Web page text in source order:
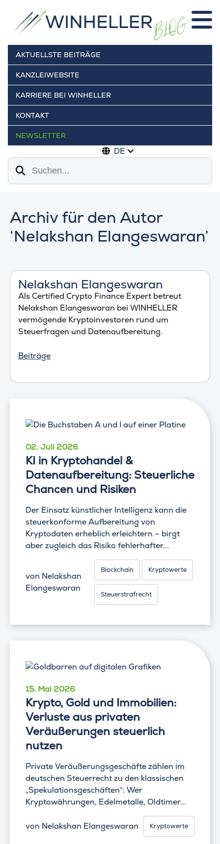
AKTUELLSTE BEITRÄGE
KANZLEIWEBSITE
KARRIERE BEI WINHELLER
KONTAKT
NEWSLETTER
DE
Suchen
Archiv für den Autor
‘Nelakshan Elangeswaran’
Nelakshan Elangeswaran
Als Certified Crypto Finance Expert betreut
Nelakshan Elangeswaran bei WINHELLER
vermögende Kryptoinvestoren rund um
Steuerfragen und Datenaufbereitung.
Beiträge
02. Juli 2026
KI in Kryptohandel &
Datenaufbereitung: Steuerliche
Chancen und Risiken
Der Einsatz künstlicher Intelligenz kann die
steuerkonforme Aufbereitung von
Kryptodaten erheblich erleichtern – birgt
aber zugleich das Risiko fehlerhafter...
von Nelakshan
Elangeswaran
Blockchain Kryptowerte
Steuerstrafrecht
15. Mai 2026
Krypto, Gold und Immobilien:
Verluste aus privaten
Veräußerungen steuerlich
nutzen
Private Veräußerungsgeschäfte zählen im
deutschen Steuerrecht zu den klassischen
„Spekulationsgeschäften“: Wer
Kryptowährungen, Edelmetalle, Oldtimer...
von Nelakshan Elangeswaran Kryptowerte